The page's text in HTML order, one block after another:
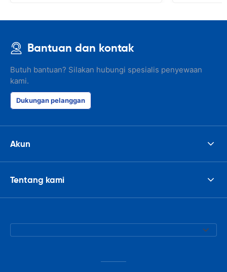
Bantuan dan kontak
Butuh bantuan? Silakan hubungi spesialis penyewaan
kami.
Dukungan pelanggan
Akun
Tentang kami